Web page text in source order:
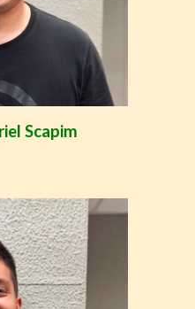
Scapim